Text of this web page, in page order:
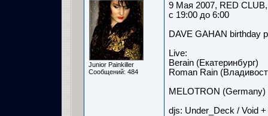
Junior Painkiller
Сообщений: 484
9 Мая 2007, RED
с 19:00 до 6:00
DAVE GAHAN birthday
Live:
Berain (Eкатеринбург)
Roman Rain
MELOTRON
djs: Under_Deck / Void